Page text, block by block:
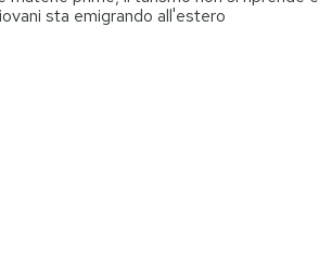
sta emigrando all'estero